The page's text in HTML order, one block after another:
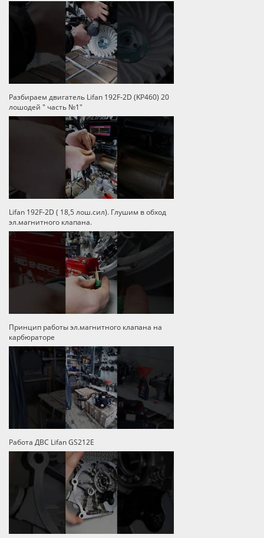
Разбираем двигатель Lifan 192F-2D (KP460) 20
лошодей " часть №1"
Lifan 192F-2D ( 18,5 лош.сил). Глушим в обход
эл.магнитного клапана.
Принцип работы эл.магнитного клапана на
карбюраторе
Работа ДВС Lifan GS212E